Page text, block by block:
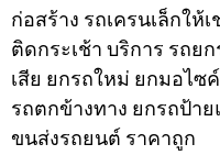
ก่อสร้าง รถเครนเล็กให้
ติดกระเช้าบริการ รถย
เสีย ยกรถใหม่ ยกมอไ
รถตกข้างทาง ยกรถป้า
ขนส่งรถยนต์ ราคาถูก